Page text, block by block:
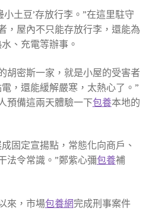
小土豆’存放行李。”在這里駐守
，屋內不只能存放行李，還能為
、充電等辦事。
胡密斯一家，就是小屋的受害者
，還能緩解嚴寒，太熱心了。”
預備這兩天體驗一下包養本地的
固定宣揚點，常態化向商戶、
法令常識。”鄭紫心彌包養補
來，市場包養網完成刑事案件